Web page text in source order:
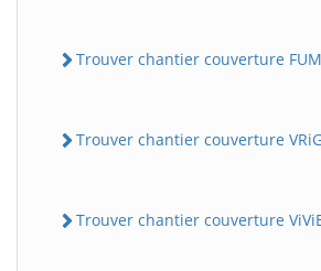
Trouver chantier couverture
Trouver chantier couverture
Trouver chantier couverture